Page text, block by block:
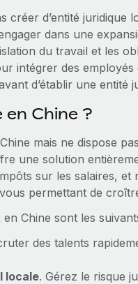
créer d’entité juridique
dans une
du travail et les
intégrer des employés
d’établir une entité
en Chine ?
mais ne dispose
une solution
sur les salaires, et
permettant de
Chine sont les
des talents
locale. Gérez le risque